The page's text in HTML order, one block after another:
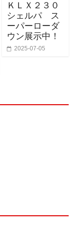
ＫＬＸ２３０
シェルパ ス
ーパーローダ
ウン展示中！
2025-07-05